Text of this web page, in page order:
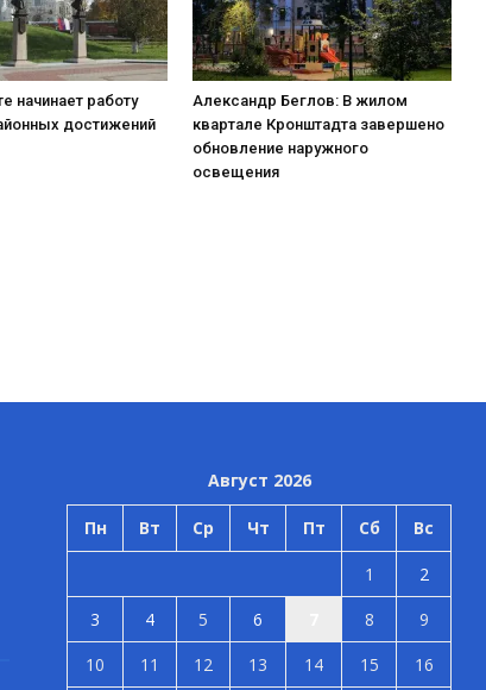
начинает работу
достижений
Александр Беглов: В жилом
квартале Кронштадта завершено
обновление наружного
освещения
Август 2026
Пн Вт Ср Чт Пт Сб Вс
1
2
3
4 5 6 8
9
10
11 12 13 14 15 16